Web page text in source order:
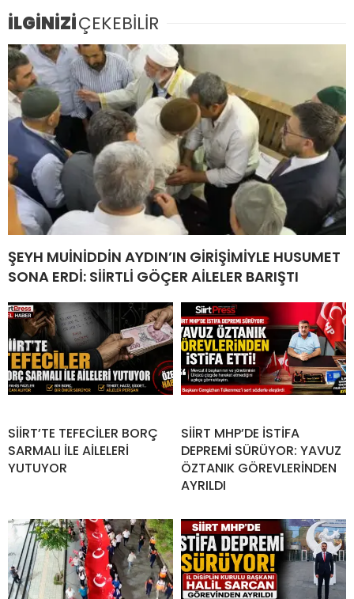
İLGİNİZİÇEKEBİLİR
ŞEYH MUİNİDDİN AYDIN’IN GİRİŞİMİYLE HUSUMET
SONA ERDİ: SİİRTLİ GÖÇER AİLELER BARIŞTI
SİİRT’TE TEFECİLER BORÇ
SARMALI İLE AİLELERİ
YUTUYOR
SİİRT MHP’DE İSTİFA
DEPREMİ SÜRÜYOR: YAVUZ
ÖZTANIK GÖREVLERİNDEN
AYRILDI